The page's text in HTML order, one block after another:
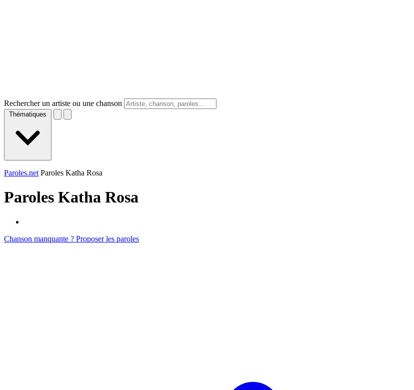
Rechercher un artiste ou une chanson
Thématiques
Paroles.net Paroles Katha Rosa
Paroles Katha Rosa
Chanson manquante ? Proposer les paroles